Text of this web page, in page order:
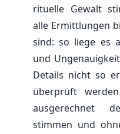
rituelle Gewalt
alle Ermittlungen
sind: so liege es
und
Details nicht so
überprüft
ausgerechnet
stimmen und